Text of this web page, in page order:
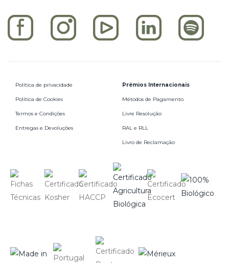
Política de privacidade
Política de Cookies
Termos e Condições
Entregas e Devoluções
Prémios Internacionais
Métodos de Pagamento
Livre Resolução
RAL e RLL
Livro de Reclamação